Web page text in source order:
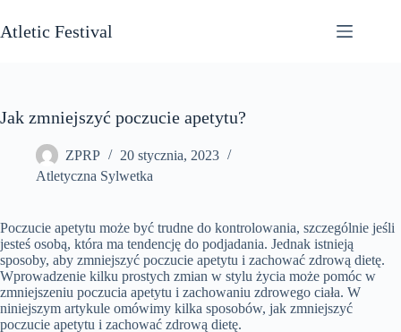
do
treści
Atletic Festival
Jak zmniejszyć poczucie apetytu?
ZPRP
20 stycznia, 2023
Atletyczna Sylwetka
Poczucie apetytu może być trudne do kontrolowania, szczególnie jeśli
jesteś osobą, która ma tendencję do podjadania. Jednak istnieją
sposoby, aby zmniejszyć poczucie apetytu i zachować zdrową dietę.
Wprowadzenie kilku prostych zmian w stylu życia może pomóc w
zmniejszeniu poczucia apetytu i zachowaniu zdrowego ciała. W
niniejszym artykule omówimy kilka sposobów, jak zmniejszyć
poczucie apetytu i zachować zdrową dietę.